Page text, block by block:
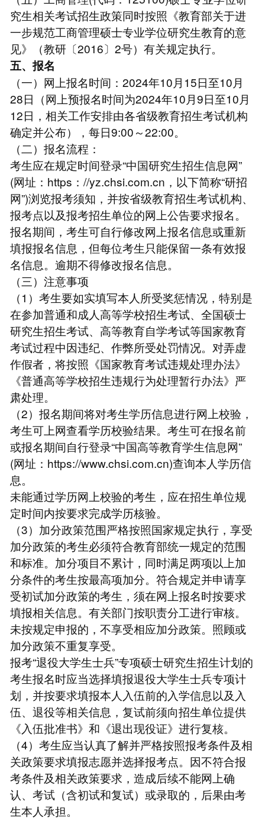
究生相关考试招生政策同时按照《教育部关于进
一步规范工商管理硕士专业学位研究生教育的意
见》（教研〔2016〕2号）有关规定执行。
五、报名
（一）网上报名时间：2024年10月15日至10月
28日（网上预报名时间为2024年10月9日至10月
12日，相关工作安排由各省级教育招生考试机构
确定并公布），每日9:00～22:00。
（二）报名流程：
考生应在规定时间登录“中国研究生招生信息网”
(网址：https：//yz.chsi.com.cn，以下简称“研招
网”)浏览报考须知，并按省级教育招生考试机构、
报考点以及报考招生单位的网上公告要求报名。
报名期间，考生可自行修改网上报名信息或重新
填报报名信息，但每位考生只能保留一条有效报
名信息。逾期不得修改报名信息。
（三）注意事项
（1）考生要如实填写本人所受奖惩情况，特别是
在参加普通和成人高等学校招生考试、全国硕士
研究生招生考试、高等教育自学考试等国家教育
考试过程中因违纪、作弊所受处罚情况。对弄虚
作假者，将按照《国家教育考试违规处理办法》
《普通高等学校招生违规行为处理暂行办法》严
肃处理。
（2）报名期间将对考生学历信息进行网上校验，
考生可上网查看学历校验结果。考生可在报名前
或报名期间自行登录“中国高等教育学生信息网”
(网址：https://www.chsi.com.cn)查询本人学历信
息。
未能通过学历网上校验的考生，应在招生单位规
定时间内按要求完成学历核验。
（3）加分政策范围严格按照国家规定执行，享受
加分政策的考生必须符合教育部统一规定的范围
和标准。加分项目不累计，同时满足两项以上加
分条件的考生按最高项加分。符合规定并申请享
受初试加分政策的考生，须在网上报名时按要求
填报相关信息。有关部门按职责分工进行审核。
未按规定申报的，不享受相应加分政策。照顾或
加分政策不重复享受。
报考“退役大学生士兵”专项硕士研究生招生计划的
考生报名时应当选择填报退役大学生士兵专项计
划，并按要求填报本人入伍前的入学信息以及入
伍、退役等相关信息，复试前须向招生单位提供
《入伍批准书》和《退出现役证》进行复核。
（4）考生应当认真了解并严格按照报考条件及相
关政策要求填报志愿并选择报考点。因不符合报
考条件及相关政策要求，造成后续不能网上确
认、考试（含初试和复试）或录取的，后果由考
生本人承担。